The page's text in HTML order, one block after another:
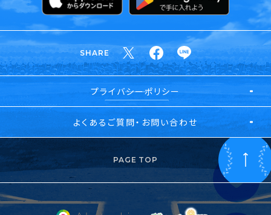
SHARE
プライバシーポリシー
よくあるご質問・お問い合わせ
PAGE TOP